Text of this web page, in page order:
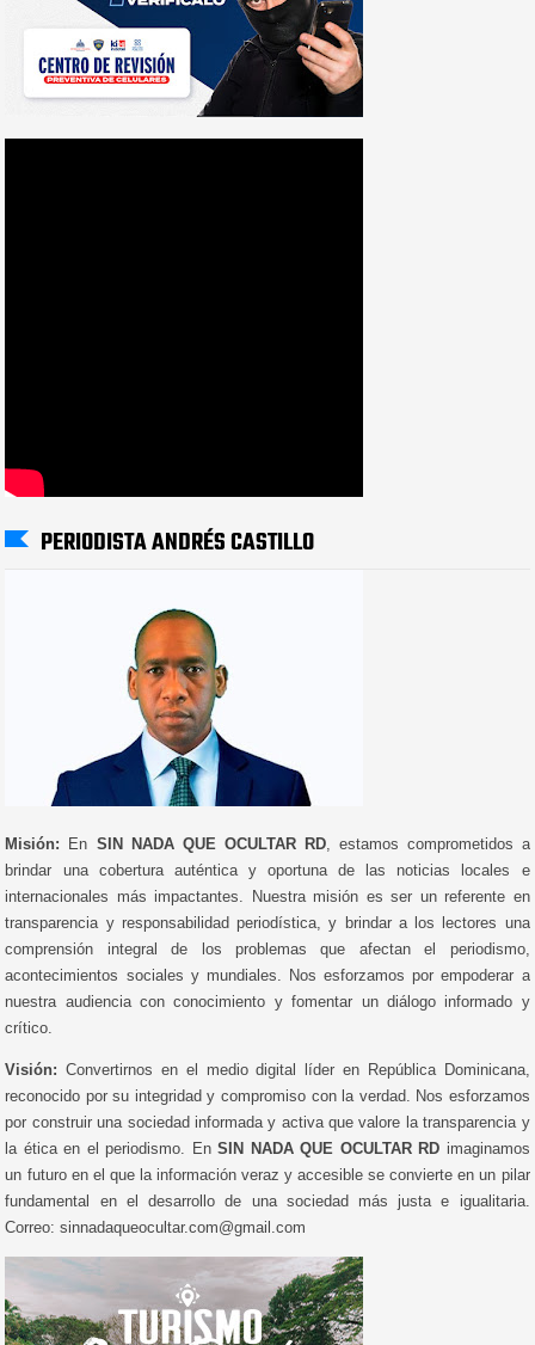
PERIODISTA ANDRÉS CASTILLO
Misión: En SIN NADA QUE OCULTAR RD, estamos comprometidos a
brindar una cobertura auténtica y oportuna de las noticias locales e
internacionales más impactantes. Nuestra misión es ser un referente en
transparencia y responsabilidad periodística, y brindar a los lectores una
comprensión integral de los problemas que afectan el periodismo,
acontecimientos sociales y mundiales. Nos esforzamos por empoderar a
nuestra audiencia con conocimiento y fomentar un diálogo informado y
crítico.
Visión: Convertirnos en el medio digital líder en República Dominicana,
reconocido por su integridad y compromiso con la verdad. Nos esforzamos
por construir una sociedad informada y activa que valore la transparencia y
la ética en el periodismo. EnSIN NADA QUE OCULTAR RD imaginamos
un futuro en el que la información veraz y accesible se convierte en un pilar
fundamental en el desarrollo de una sociedad más justa e igualitaria.
Correo: sinnadaqueocultar.com@gmail.com